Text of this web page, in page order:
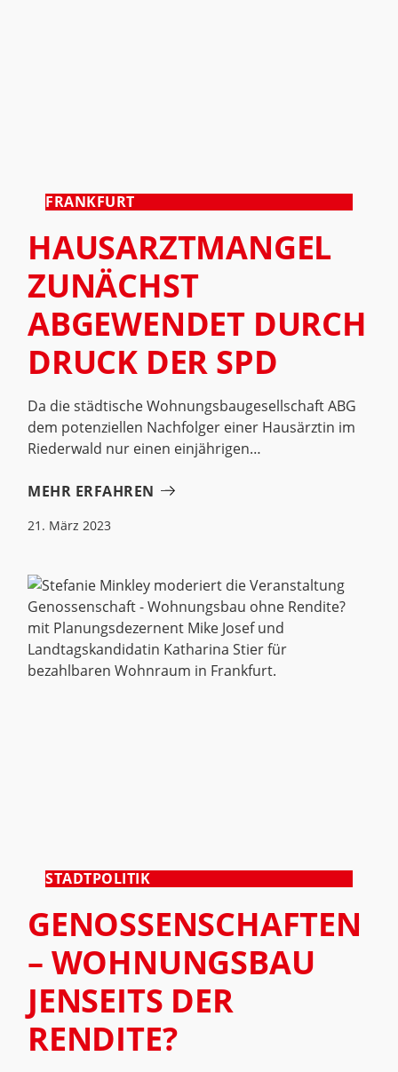
FRANKFURT
HAUSARZTMANGEL
ZUNÄCHST
ABGEWENDET DURCH
DRUCK DER SPD
Da die städtische Wohnungsbaugesellschaft ABG
dem potenziellen Nachfolger einer Hausärztin im
Riederwald nur einen einjährigen
MEHR ERFAHREN
21. März 2023
STADTPOLITIK
GENOSSENSCHAFTEN
– WOHNUNGSBAU
JENSEITS DER
RENDITE?